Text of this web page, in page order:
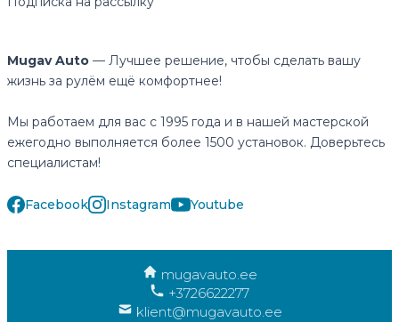
Mugav Auto — Лучшее решение, чтобы сделать вашу
жизнь за рулём ещё комфортнее!
Мы работаем для вас с 1995 года и в нашей мастерской
ежегодно выполняется более 1500 установок. Доверьтесь
специалистам!
Facebook Instagram Youtube
mugavauto.ee
+3726622277
klient@mugavauto.ee